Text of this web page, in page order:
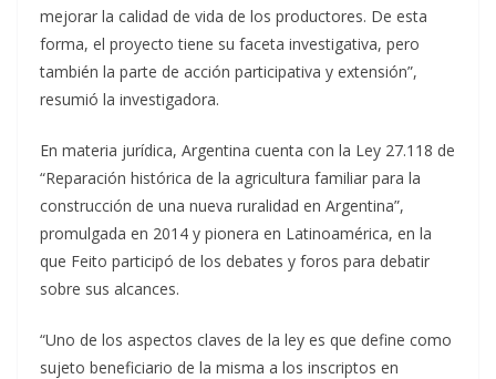
mejorar la calidad de vida de los productores. De esta
forma, el proyecto tiene su faceta investigativa, pero
también la parte de acción participativa y extensión”,
resumió la investigadora.
En materia jurídica, Argentina cuenta con la Ley 27.118 de
“Reparación histórica de la agricultura familiar para la
construcción de una nueva ruralidad en Argentina”,
promulgada en 2014 y pionera en Latinoamérica, en la
que Feito participó de los debates y foros para debatir
sobre sus alcances.
“Uno de los aspectos claves de la ley es que define como
sujeto beneficiario de la misma a los inscriptos en